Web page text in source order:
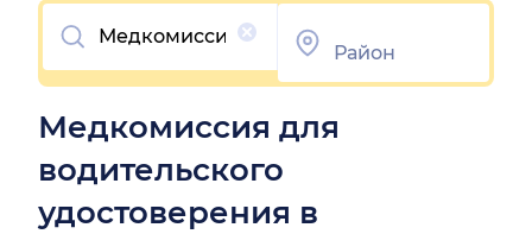
Очистить
Медкомиссия для
водительского
удостоверения в